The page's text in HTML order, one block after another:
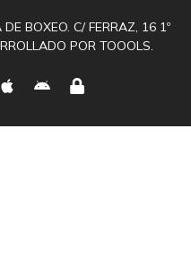
BOXEO. C/ FERRAZ, 16 1º
POR TOOOLS.